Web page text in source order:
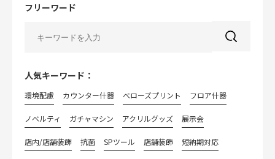
フリーワード
人気キーワード：
環境配慮 カウンター什器 べローズプリント フロア什器
ノベルティ ガチャマシン アクリルグッズ 展示会
店内/店舗装飾 抗菌 SPツール 店舗装飾 短納期対応